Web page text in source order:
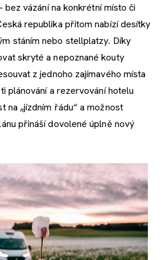
vázání na konkrétní místo či
republika přitom nabízí desítky
stáním nebo stellplatzy. Díky
skryté a nepoznané kouty
z jednoho zajímavého místa
plánování a rezervování hotelu
na „jízdním řádu“ a možnost
přináší dovolené úplně nový